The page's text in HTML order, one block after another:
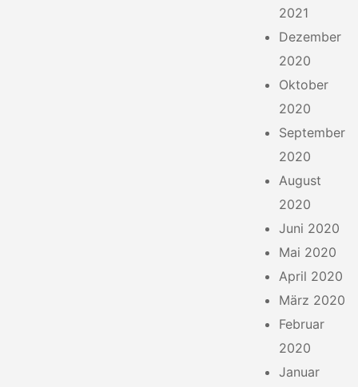
2021
Dezember
2020
Oktober
2020
September
2020
August
2020
Juni 2020
Mai 2020
April 2020
März 2020
Februar
2020
Januar